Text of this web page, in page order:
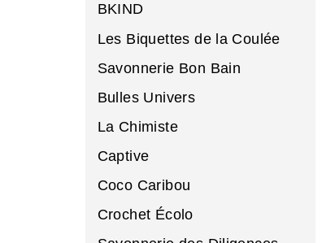
BKIND
Les Biquettes de la Coulée
Savonnerie Bon Bain
Bulles Univers
La Chimiste
Captive
Coco Caribou
Crochet Écolo